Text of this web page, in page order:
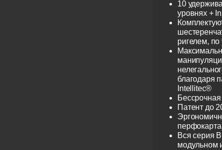
10
уровнях +
ригелем,
благодаря
Intellitec®
Патент до
перфокарта
Вся серия
модульном